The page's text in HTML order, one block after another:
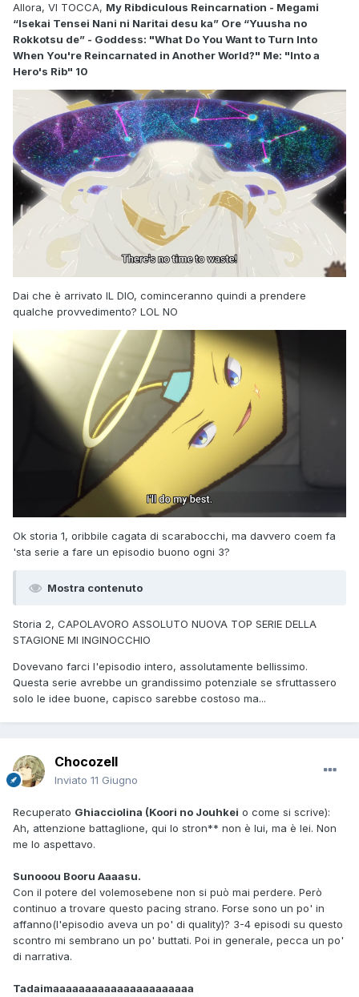
Allora, VI TOCCA, My Ribdiculous Reincarnation - Megami
“Isekai Tensei Nani ni Naritai desu ka” Ore “Yuusha no
Rokkotsu de” - Goddess: "What Do You Want to Turn Into
When You're Reincarnated in Another World?" Me: "Into a
Hero's Rib" 10
Dai che è arrivato IL DIO, cominceranno quindi a prendere
qualche provvedimento? LOL NO
Ok storia 1, oribbile cagata di scarabocchi, ma davvero coem fa
'sta serie a fare un episodio buono ogni 3?
Mostra contenuto
Storia 2, CAPOLAVORO ASSOLUTO NUOVA TOP SERIE DELLA
STAGIONE MI INGINOCCHIO
Dovevano farci l'episodio intero, assolutamente bellissimo.
Questa serie avrebbe un grandissimo potenziale se sfruttassero
solo le idee buone, capisco sarebbe costoso ma...
Chocozell
Inviato 11 Giugno
Recuperato Ghiacciolina (Koori no Jouhkei o come si scrive):
Ah, attenzione battaglione, qui lo stron** non è lui, ma è lei. Non
me lo aspettavo.
Sunooou Booru Aaaasu.
Con il potere del volemosebene non si può mai perdere. Però
continuo a trovare questo pacing strano. Forse sono un po' in
affanno(l'episodio aveva un po' di quality)? 3-4 episodi su questo
scontro mi sembrano un po' buttati. Poi in generale, pecca un po'
di narrativa.
Tadaimaaaaaaaaaaaaaaaaaaaaaa